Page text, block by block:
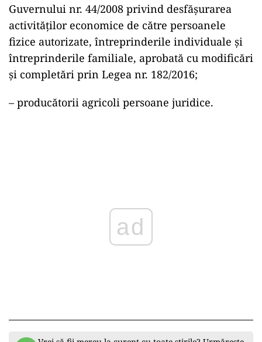
Guvernului nr. 44/2008 privind desfășurarea
activităților economice de către persoanele
fizice autorizate, întreprinderile individuale și
întreprinderile familiale, aprobată cu modificări
și completări prin Legea nr. 182/2016;
– producătorii agricoli persoane juridice.
ad